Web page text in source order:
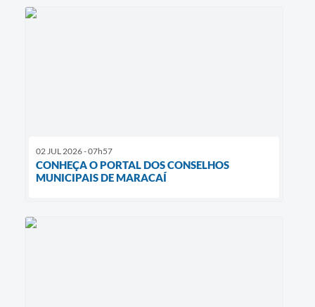
02 JUL 2026 - 07h57
CONHEÇA O PORTAL DOS CONSELHOS
MUNICIPAIS DE MARACAÍ